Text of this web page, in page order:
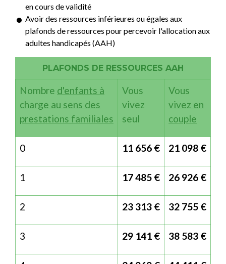
en cours de validité
Avoir des ressources inférieures ou égales aux
plafonds de ressources pour percevoir l'allocation aux
adultes handicapés (AAH)
PLAFONDS DE RESSOURCES AAH
Nombre d'enfants à
charge au sens des
prestations familiales
Vous
vivez
seul
Vous
vivez en
couple
0 11 656 € 21 098 €
1 17 485 € 26 926 €
2 23 313 € 32 755 €
3 29 141 € 38 583 €